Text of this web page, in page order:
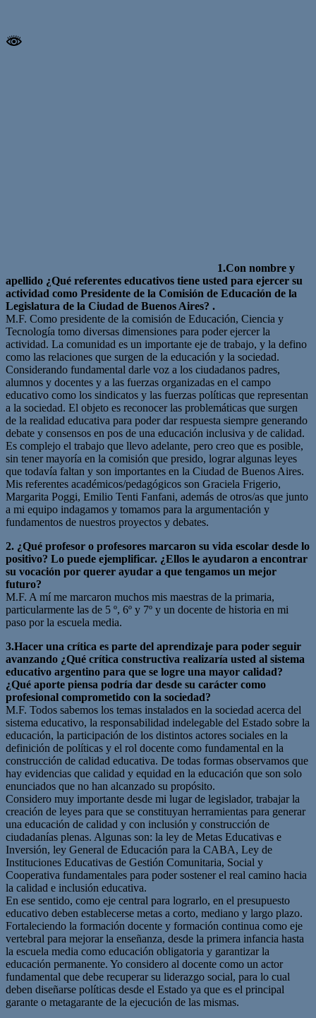
1.Con nombre y
apellido ¿Qué referentes educativos tiene usted para ejercer su
actividad como Presidente de la Comisión de Educación de la
Legislatura de la Ciudad de Buenos Aires? .
M.F. Como presidente de la comisión de Educación, Ciencia y
Tecnología tomo diversas dimensiones para poder ejercer la
actividad. La comunidad es un importante eje de trabajo, y la defino
como las relaciones que surgen de la educación y la sociedad.
Considerando fundamental darle voz a los ciudadanos padres,
alumnos y docentes y a las fuerzas organizadas en el campo
educativo como los sindicatos y las fuerzas políticas que representan
a la sociedad. El objeto es reconocer las problemáticas que surgen
de la realidad educativa para poder dar respuesta siempre generando
debate y consensos en pos de una educación inclusiva y de calidad.
Es complejo el trabajo que llevo adelante, pero creo que es posible,
sin tener mayoría en la comisión que presido, lograr algunas leyes
que todavía faltan y son importantes en la Ciudad de Buenos Aires.
Mis referentes académicos/pedagógicos son Graciela Frigerio,
Margarita Poggi, Emilio Tenti Fanfani, además de otros/as que junto
a mi equipo indagamos y tomamos para la argumentación y
fundamentos de nuestros proyectos y debates.
2. ¿Qué profesor o profesores marcaron su vida escolar desde lo
positivo? Lo puede ejemplificar. ¿Ellos le ayudaron a encontrar
su vocación por querer ayudar a que tengamos un mejor
futuro?
M.F. A mí me marcaron muchos mis maestras de la primaria,
particularmente las de 5 º, 6º y 7º y un docente de historia en mi
paso por la escuela media.
3.Hacer una crítica es parte del aprendizaje para poder seguir
avanzando ¿Qué crítica constructiva realizaría usted al sistema
educativo argentino para que se logre una mayor calidad?
¿Qué aporte piensa podría dar desde su carácter como
profesional comprometido con la sociedad?
M.F. Todos sabemos los temas instalados en la sociedad acerca del
sistema educativo, la responsabilidad indelegable del Estado sobre la
educación, la participación de los distintos actores sociales en la
definición de políticas y el rol docente como fundamental en la
construcción de calidad educativa. De todas formas observamos que
hay evidencias que calidad y equidad en la educación que son solo
enunciados que no han alcanzado su propósito.
Considero muy importante desde mi lugar de legislador, trabajar la
creación de leyes para que se constituyan herramientas para generar
una educación de calidad y con inclusión y construcción de
ciudadanías plenas. Algunas son: la ley de Metas Educativas e
Inversión, ley General de Educación para la CABA, Ley de
Instituciones Educativas de Gestión Comunitaria, Social y
Cooperativa fundamentales para poder sostener el real camino hacia
la calidad e inclusión educativa.
En ese sentido, como eje central para lograrlo, en el presupuesto
educativo deben establecerse metas a corto, mediano y largo plazo.
Fortaleciendo la formación docente y formación continua como eje
vertebral para mejorar la enseñanza, desde la primera infancia hasta
la escuela media como educación obligatoria y garantizar la
educación permanente. Yo considero al docente como un actor
fundamental que debe recuperar su liderazgo social, para lo cual
deben diseñarse políticas desde el Estado ya que es el principal
garante o metagarante de la ejecución de las mismas.